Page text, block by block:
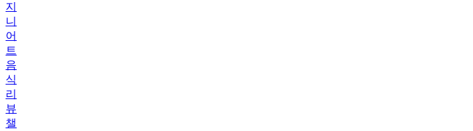
지
니
어
트
음
식
리
뷰
챌